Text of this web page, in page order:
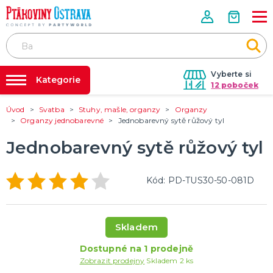
Vyberte si
12 poboček
Půjčovna kostýmů
Nafukování balónků
Prodejny
Rozvoz
Kategorie
Svíčky a fontány
Pozvánky
Dětská párty
Párty a oslavy dle typu
Dekorace a doplňky
EKO produkty
Balení dárků
Balónky a hélium
Mikuláš, čert a anděl
DALŠÍ KATEGORIE
Úvod Svatba Stuhy, mašle, organzy
Organzy
Organzy jednobarevné
Jednobarevný sytě růžový tyl
Jednobarevný sytě růžový tyl
Kód: PD-TUS30-50-081D
Skladem
Dostupné na 1 prodejně
Zobrazit prodejny Skladem 2 ks